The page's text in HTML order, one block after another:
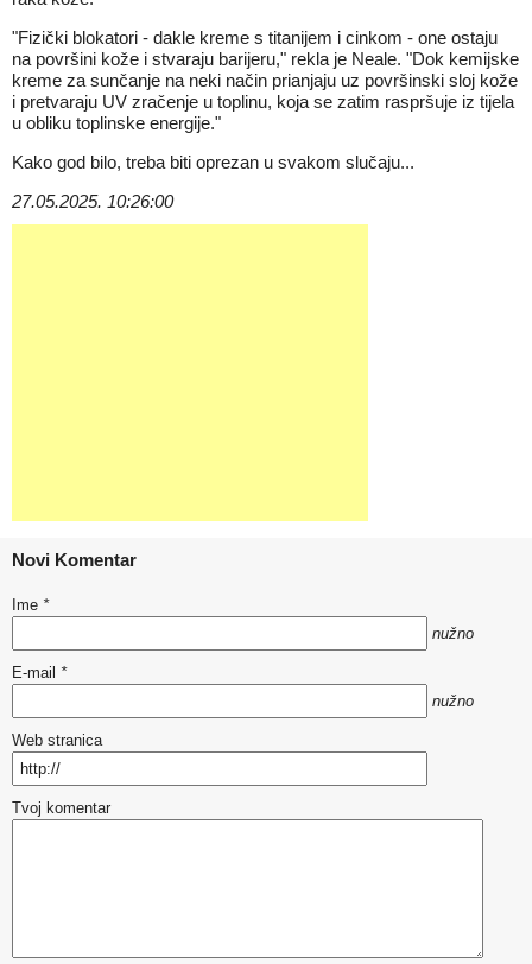
"Fizički blokatori - dakle kreme s titanijem i cinkom - one ostaju
na površini kože i stvaraju barijeru," rekla je Neale. "Dok kemijske
kreme za sunčanje na neki način prianjaju uz površinski sloj kože
i pretvaraju UV zračenje u toplinu, koja se zatim raspršuje iz tijela
u obliku toplinske energije."
Kako god bilo, treba biti oprezan u svakom slučaju...
27.05.2025. 10:26:00
Novi Komentar
Ime *
nužno
E-mail *
nužno
Web stranica
Tvoj komentar